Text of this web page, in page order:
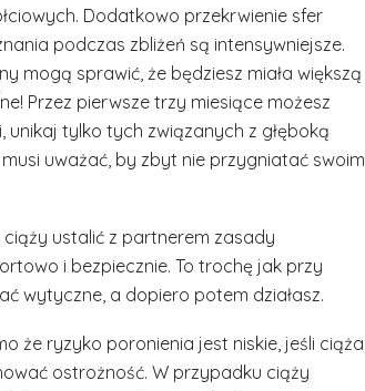
Dodatkowo przekrwienie sfer
podczas zbliżeń są intensywniejsze.
mogą sprawić, że będziesz miała większą
Przez pierwsze trzy miesiące możesz
unikaj tylko tych związanych z głęboką
uważać, by zbyt nie przygniatać swoim
ustalić z partnerem zasady
i bezpiecznie. To trochę jak przy
wytyczne, a dopiero potem działasz.
że ryzyko poronienia jest niskie, jeśli ciąża
ostrożność. W przypadku ciąży